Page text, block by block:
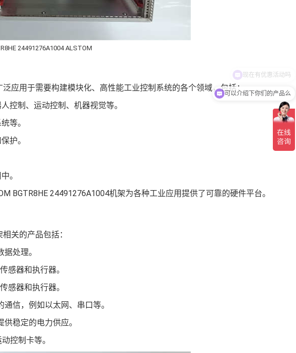
24491276A1004 ALSTOM
应用于需要构建模块化、高性能工业控制系统的各个领域，包括：
控制、运动控制、机器视觉等。
等。
护。
。
BGTR8HE 24491276A1004机架为各种工业应用提供了可靠的硬件平台。
关的产品包括：
处理。
感器和执行器。
感器和执行器。
信，例如以太网、串口等。
稳定的电力供应。
控制卡等。
可以介绍下你们的产品么